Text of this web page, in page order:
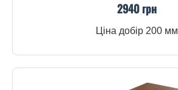
2940 грн
Ціна добір 200 мм